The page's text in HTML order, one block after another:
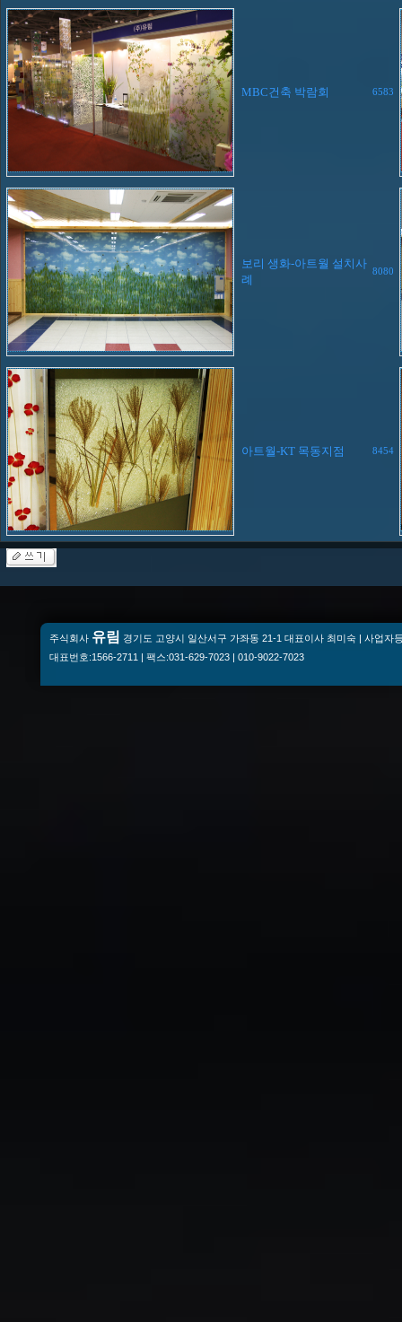
MBC건축 박람회 6583
보리 생화-아트월 설치사
례
8080
아트월-KT 목동지점 8454
주식회사 유림 경기도 고양시 일산서구 가좌동 21-1 대표이사 최미숙 | 사업자
대표번호:1566-2711 | 팩스:031-629-7023 | 010-9022-7023